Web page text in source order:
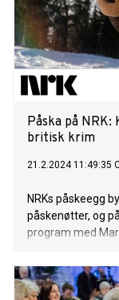
Påska på
britisk krim
21.2.2024 11:49:35
NRKs påskeegg
påskenøtter, og
program med